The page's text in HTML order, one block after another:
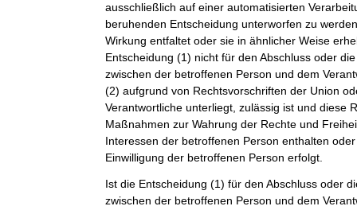
ausschließlich auf einer automatisierten
beruhenden Entscheidung unterworfen zu
Wirkung entfaltet oder sie in ähnlicher Weise
Entscheidung (1) nicht für den Abschluss oder
zwischen der betroffenen Person und dem
(2) aufgrund von Rechtsvorschriften der Union
Verantwortliche unterliegt, zulässig ist und diese
Maßnahmen zur Wahrung der Rechte und
Interessen der betroffenen Person enthalten
Einwilligung der betroffenen Person erfolgt.
Ist die Entscheidung (1) für den Abschluss oder
zwischen der betroffenen Person und dem